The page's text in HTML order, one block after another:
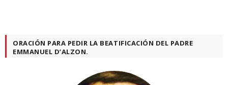
ORACIÓN PARA PEDIR LA BEATIFICACIÓN DEL PADRE
EMMANUEL D’ALZON.